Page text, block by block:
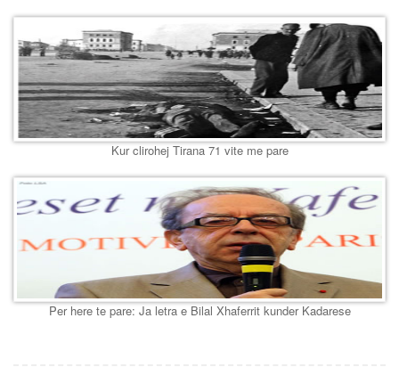
Kur clirohej Tirana 71 vite me pare
Per here te pare: Ja letra e Bilal Xhaferrit kunder Kadarese